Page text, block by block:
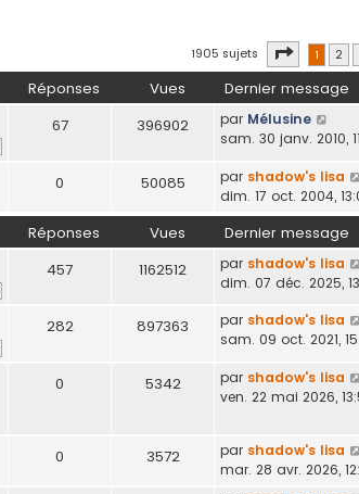
1905 sujets Page sur
1 2
Réponses Vues Dernier message
67 396902 par Mélusine
sam. 30 janv. 2010,
0 50085 par shadow's lisa
dim. 17 oct. 2004,
Réponses Vues Dernier message
457 1162512 par shadow's lisa
dim. 07 déc. 2025,
282 897363 par shadow's lisa
sam. 09 oct. 2021,
0 5342 par shadow's lisa
ven. 22 mai 2026,
0 3572 par shadow's lisa
mar. 28 avr. 2026,